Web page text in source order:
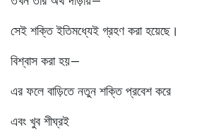
সেই শক্তি ইতিমধ্যেই গ্রহণ করা হয়েছে।
বিশ্বাস করা হয়—
এর ফলে বাড়িতে নতুন শক্তি প্রবেশ করে
এবং খুব শীঘ্রই